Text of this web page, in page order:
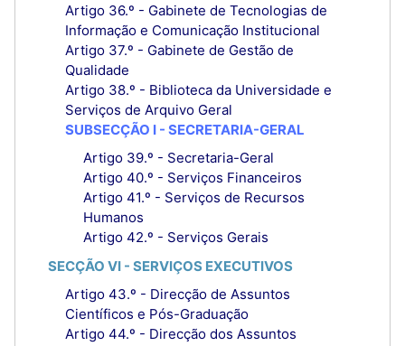
Artigo 36.º - Gabinete de Tecnologias de
Informação e Comunicação Institucional
Artigo 37.º - Gabinete de Gestão de
Qualidade
Artigo 38.º - Biblioteca da Universidade e
Serviços de Arquivo Geral
SUBSECÇÃO I - SECRETARIA-GERAL
Artigo 39.º - Secretaria-Geral
Artigo 40.º - Serviços Financeiros
Artigo 41.º - Serviços de Recursos
Humanos
Artigo 42.º - Serviços Gerais
SECÇÃO VI - SERVIÇOS EXECUTIVOS
Artigo 43.º - Direcção de Assuntos
Científicos e Pós-Graduação
Artigo 44.º - Direcção dos Assuntos